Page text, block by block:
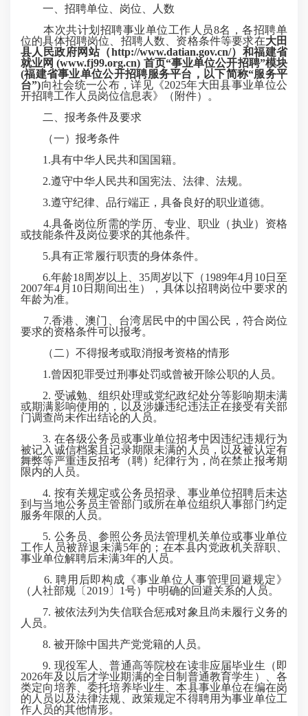
一、招聘单位、岗位、人数
本次共计划招聘事业单位工作人员8名，各招聘单
位的具体招聘岗位、招聘人数、资格条件等要求在大田
县人民政府网站（http://www.datian.gov.cn/）和福建省
就业网 (www.fj99.org.cn) 首页“事业单位公开招聘”模块
(福建省事业单位公开招聘服务平台，以下简称“服务平
台”)向社会统一公布，详见《2025年大田县事业单位公
开招聘工作人员岗位信息表》（附件）。
二、报考条件及要求
（一）报考条件
1.具有中华人民共和国国籍。
2.遵守中华人民共和国宪法、法律、法规。
3.遵守纪律、品行端正，具备良好的职业道德。
4.具备岗位所需的学历、专业、职业（执业）资格
或技能条件及岗位要求的其他条件。
5.具有正常履行职责的身体条件。
6.年龄18周岁以上、35周岁以下（1989年4月10日至
2007年4月10日期间出生），具体以招聘岗位中要求的
年龄为准。
7.香港、澳门、台湾居民中的中国公民，符合岗位
要求的资格条件可以报考。
（二）不得报考或取消报考资格的情形
1.曾因犯罪受过刑事处罚或曾被开除公职的人员。
2. 受诫勉、组织处理或党纪政纪处分等影响期未满
或期满影响使用的，以及涉嫌违纪违法正在接受有关部
门调查尚未作出结论的人员。
3. 在各级公务员或事业单位招考中因违纪违规行为
被记入诚信档案且记录期限未满的人员，以及被认定有
舞弊等严重违反招考（聘）纪律行为，尚在禁止报考期
限内的人员。
4. 按有关规定或公务员招录、事业单位招聘后未达
到与当地公务员主管部门或所在单位组织人事部门约定
服务年限的人员。
5. 公务员、参照公务员法管理机关单位或事业单位
工作人员被辞退未满5年的；在本县内党政机关辞职、
事业单位解聘后未满3年的人员。
6. 聘用后即构成《事业单位人事管理回避规定》
（人社部规〔2019〕1号）中明确的回避关系的人员。
7. 被依法列为失信联合惩戒对象且尚未履行义务的
人员。
8. 被开除中国共产党党籍的人员。
9. 现役军人、普通高等院校在读非应届毕业生（即
2026年及以后才学业期满的全日制普通教育学生）、各
类定向培养、委托培养毕业生、本县事业单位在编在岗
的人员以及法律法规、政策规定不得聘用为事业单位工
作人员的其他情形。